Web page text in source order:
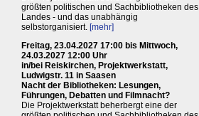
größten politischen und Sachbibliotheken des
Landes - und das unabhängig
selbstorganisiert. [mehr]
Freitag, 23.04.2027 17:00 bis Mittwoch,
24.03.2027 12:00 Uhr
in/bei Reiskirchen, Projektwerkstatt,
Ludwigstr. 11 in Saasen
Nacht der Bibliotheken: Lesungen,
Führungen, Debatten und Filmnacht?
Die Projektwerkstatt beherbergt eine der